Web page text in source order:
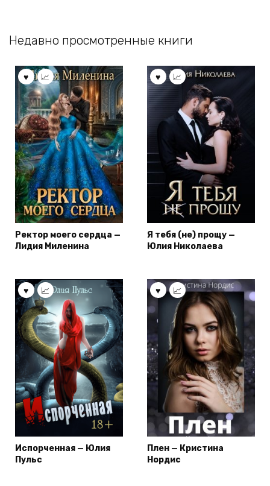
Недавно просмотренные книги
Ректор моего сердца —
Лидия Миленина
Я тебя (не) прощу —
Юлия Николаева
Испорченная — Юлия
Пульс
Плен — Кристина
Нордис